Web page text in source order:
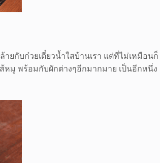
ยกับก๋วยเตี๋ยวน้ำใสบ้านเรา แต่ที่ไม่เหมือนก็
หมู พร้อมกับผักต่างๆอีกมากมาย เป็นอีกหนึ่ง